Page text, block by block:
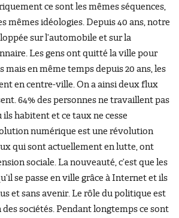
ce sont les mêmes séquences,
mêmes idéologies. Depuis 40 ans, notre
sur l’automobile et sur la
Les gens ont quitté la ville pour
en même temps depuis 20 ans, les
en centre-ville. On a ainsi deux flux
64% des personnes ne travaillent pas
habitent et ce taux ne cesse
numérique est une révolution
qui sont actuellement en lutte, ont
sociale. La nouveauté, c’est que les
se passe en ville grâce à Internet et ils
et sans avenir. Le rôle du politique est
des sociétés. Pendant longtemps ce sont